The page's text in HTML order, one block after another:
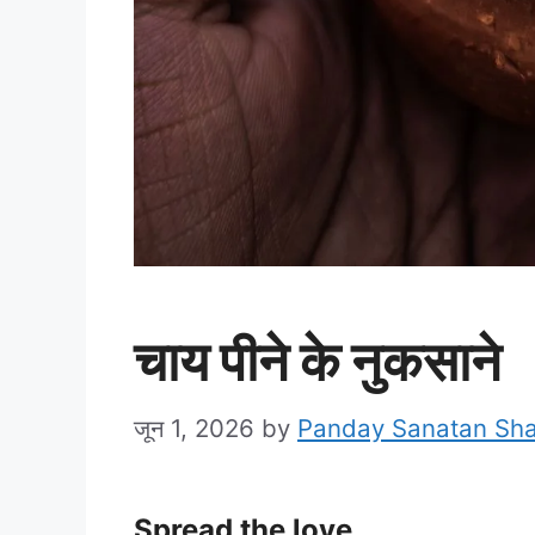
चाय पीने के नुकसाने
जून 1, 2026 by Panday Sanatan